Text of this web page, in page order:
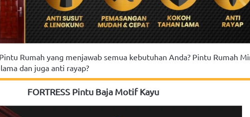
Rumah yang menjawab semua kebutuhan Anda? Pintu Rumah
dan juga anti rayap?
FORTRESS Pintu Baja Motif Kayu